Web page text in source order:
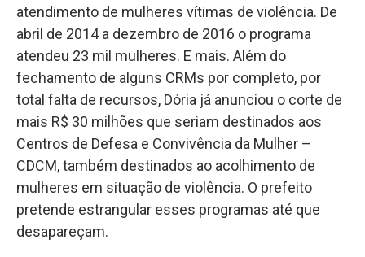
atendimento de mulheres vítimas de violência. De
abril de 2014 a dezembro de 2016 o programa
atendeu 23 mil mulheres. E mais. Além do
fechamento de alguns CRMs por completo, por
total falta de recursos, Dória já anunciou o corte de
mais R$ 30 milhões que seriam destinados aos
Centros de Defesa e Convivência da Mulher –
CDCM, também destinados ao acolhimento de
mulheres em situação de violência. O prefeito
pretende estrangular esses programas até que
desapareçam.